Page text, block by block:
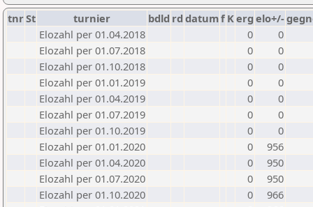
tnrSt turnier bdld rd datumf Kerg elo+/-
Elozahl per 01.04.2018
0
0
Elozahl per 01.07.2018
0
0
Elozahl per 01.10.2018
0
0
Elozahl per 01.01.2019
0
0
Elozahl per 01.04.2019
0
0
Elozahl per 01.07.2019
0
0
Elozahl per 01.10.2019
0
0
Elozahl per 01.01.2020
0
956
Elozahl per 01.04.2020
0
950
Elozahl per 01.07.2020
0
950
Elozahl per 01.10.2020
0
966